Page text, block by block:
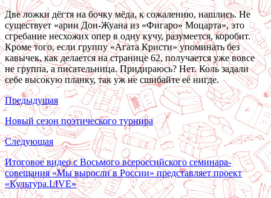
Две ложки дёгтя на бочку мёда, к сожалению, нашлись. Не
существует «арии Дон-Жуана из «Фигаро» Моцарта», это
сгребание несхожих опер в одну кучу, разумеется, коробит.
Кроме того, если группу «Агата Кристи» упоминать без
кавычек, как делается на странице 62, получается уже вовсе
не группа, а писательница. Придираюсь? Нет. Коль задали
себе высокую планку, так уж не сшибайте её нигде.
Предыдущая
Новый сезон поэтического турнира
Следующая
Итоговое видео с Восьмого всероссийского семинара-
совещания «Мы выросли в России» представляет проект
«Культура.LIVE»